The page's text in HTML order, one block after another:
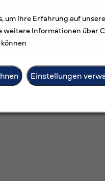
um Ihre Erfahrung auf
Informationen über
Einstellungen